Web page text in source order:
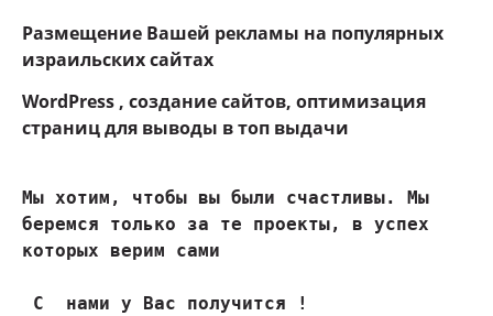
Размещение Вашей рекламы на популярных
израильских сайтах
WordPress , создание сайтов, оптимизация
страниц для выводы в топ выдачи
Мы хотим, чтобы вы были счастливы. Мы
беремся только за те проекты, в успех
которых верим сами
С  нами у Вас получится !